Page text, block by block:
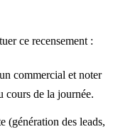
ce recensement :
commercial et noter
cours de la journée.
(génération des leads,